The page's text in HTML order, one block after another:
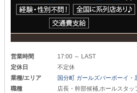
営業時間
17:00 ～ LAST
定休日
不定休
業種/エリア
国分町 ガールズバーボーイ・
職種
店長・幹部候補,ホールスタッ